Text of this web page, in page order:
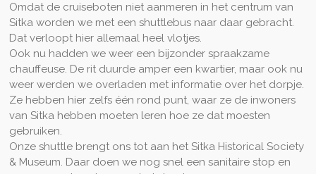
Omdat de cruiseboten niet aanmeren in het centrum van
Sitka worden we met een shuttlebus naar daar gebracht.
Dat verloopt hier allemaal heel vlotjes.
Ook nu hadden we weer een bijzonder spraakzame
chauffeuse. De rit duurde amper een kwartier, maar ook nu
weer werden we overladen met informatie over het dorpje.
Ze hebben hier zelfs één rond punt, waar ze de inwoners
van Sitka hebben moeten leren hoe ze dat moesten
gebruiken.
Onze shuttle brengt ons tot aan het Sitka Historical Society
& Museum. Daar doen we nog snel een sanitaire stop en